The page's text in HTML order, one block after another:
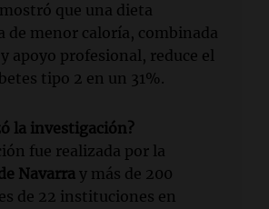
que una dieta
de menor caloría, combinada
apoyo profesional, reduce el
tipo 2 en un 31%.
la investigación?
fue realizada por la
Navarra y más de 200
de 22 instituciones en